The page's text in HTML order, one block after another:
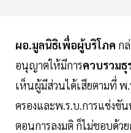
ผอ.มูลนิธิเพื่อผู้บริโภค ก
อนุญาตให้มีการควบรวมธุ
เห็นผู้มีส่วนได้เสียตามที่ พ
ครองและพ.ร.บ.การแข่งขั
ตอนการลงมติ ก็ไม่ชอบด้ว